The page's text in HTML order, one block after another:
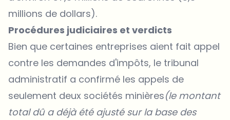
millions de dollars).
Procédures judiciaires et verdicts
Bien que certaines entreprises aient fait appel
contre les demandes d'impôts, le tribunal
administratif a confirmé les appels de
seulement deux sociétés minières(le montant
total dû a déjà été ajusté sur la base des